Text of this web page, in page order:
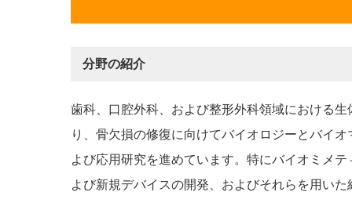
分野の紹介
歯科、口腔外科、および整形外科領域における
り、骨欠損の修復に向けてバイオロジーとバイ
よび応用研究を進めています。特にバイオミメ
よび新規デバイスの開発、およびそれらを用い